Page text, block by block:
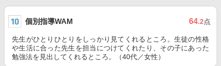
個別指導WAM 64.2点
先生がひとりひとりをしっかり見てくれるところ。生徒の性格
や生活に合った先生を担当につけてくれたり、その子にあった
勉強法を見出してくれるところ。（40代／女性）